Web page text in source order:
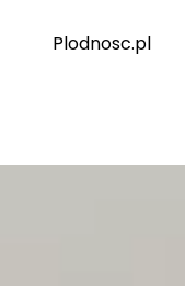
Plodnosc.pl